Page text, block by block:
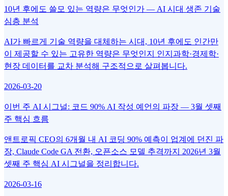
10년 후에도 쓸모 있는 역량은 무엇인가 — AI 시대 생존 기술
심층 분석
AI가 빠르게 기술 역량을 대체하는 시대, 10년 후에도 인간만
이 제공할 수 있는 고유한 역량은 무엇인지 인지과학·경제학·
현장 데이터를 교차 분석해 구조적으로 살펴봅니다.
2026-03-20
이번 주 AI 시그널: 코드 90% AI 작성 예언의 파장 — 3월 셋째
주 핵심 흐름
앤트로픽 CEO의 6개월 내 AI 코딩 90% 예측이 업계에 던진 파
장, Claude Code GA 전환, 오픈소스 모델 추격까지 2026년 3월
셋째 주 핵심 AI 시그널을 정리합니다.
2026-03-16